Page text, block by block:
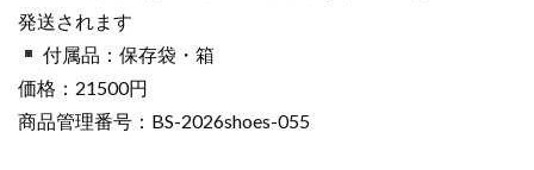
発送されます
付属品：保存袋・箱
価格：21500円
商品管理番号：BS-2026shoes-055